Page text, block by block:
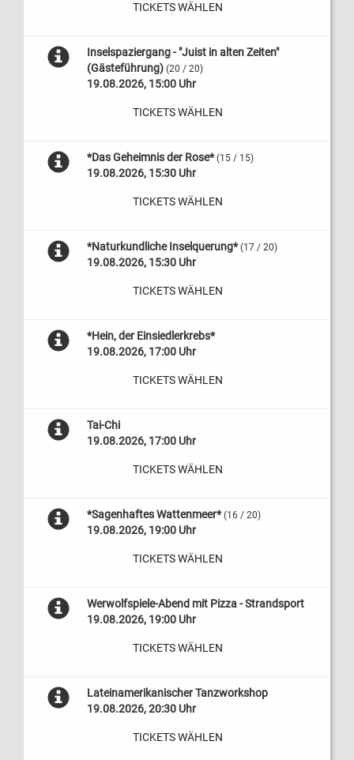
TICKETS WÄHLEN
Inselspaziergang - "Juist in alten Zeiten"
(Gästeführung) (20 / 20)
19.08.2026, 15:00 Uhr
TICKETS WÄHLEN
*Das Geheimnis der Rose* (15 / 15)
19.08.2026, 15:30 Uhr
TICKETS WÄHLEN
*Naturkundliche Inselquerung* (17 / 20)
19.08.2026, 15:30 Uhr
TICKETS WÄHLEN
*Hein, der Einsiedlerkrebs*
19.08.2026, 17:00 Uhr
TICKETS WÄHLEN
Tai-Chi
19.08.2026, 17:00 Uhr
TICKETS WÄHLEN
*Sagenhaftes Wattenmeer* (16 / 20)
19.08.2026, 19:00 Uhr
TICKETS WÄHLEN
Werwolfspiele-Abend mit Pizza - Strandsport
19.08.2026, 19:00 Uhr
TICKETS WÄHLEN
Lateinamerikanischer Tanzworkshop
19.08.2026, 20:30 Uhr
TICKETS WÄHLEN